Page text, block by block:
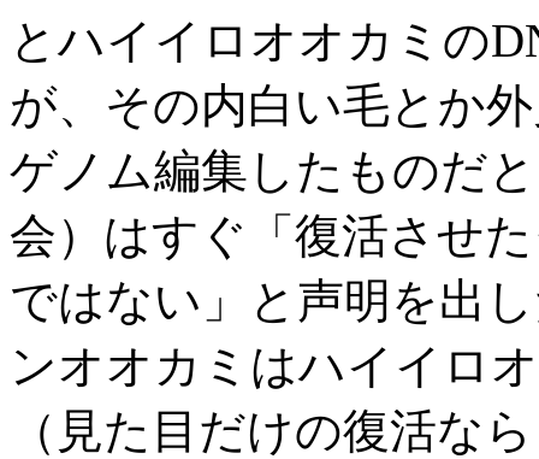
とハイイロオオカミの
が、その内白い毛とか
ゲノム編集したものだ
会）はすぐ「復活させ
ではない」と声明を出
ンオオカミはハイイロ
（見た目だけの復活な